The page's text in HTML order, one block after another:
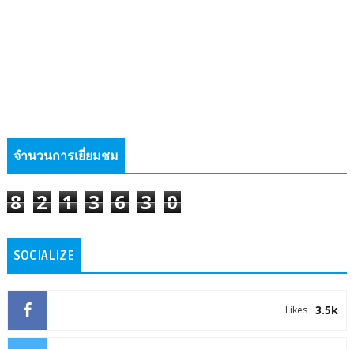
จำนวนการเยี่ยมชม
8 2 1 3 6 3 0
SOCIALIZE
3.5k
Likes